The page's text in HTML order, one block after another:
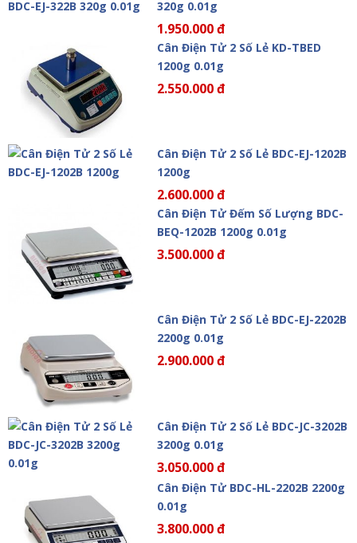
320g 0.01g
1.950.000 đ
Cân Điện Tử 2 Số Lẻ KD-TBED
1200g 0.01g
2.550.000 đ
Cân Điện Tử 2 Số Lẻ BDC-EJ-1202B
1200g
2.600.000 đ
Cân Điện Tử Đếm Số Lượng BDC-
BEQ-1202B 1200g 0.01g
3.500.000 đ
Cân Điện Tử 2 Số Lẻ BDC-EJ-2202B
2200g 0.01g
2.900.000 đ
Cân Điện Tử 2 Số Lẻ BDC-JC-3202B
3200g 0.01g
3.050.000 đ
Cân Điện Tử BDC-HL-2202B 2200g
0.01g
3.800.000 đ